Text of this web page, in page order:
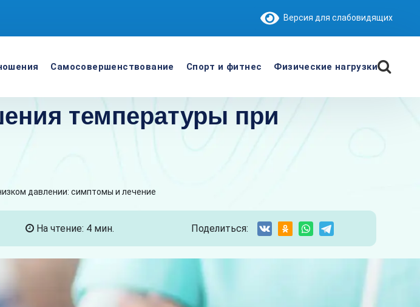
Версия для слабовидящих
Самосовершенствование Спорт и фитнес Физические нагрузки
температуры при
давлении: симптомы и лечение
На чтение: 4 мин. Поделиться: